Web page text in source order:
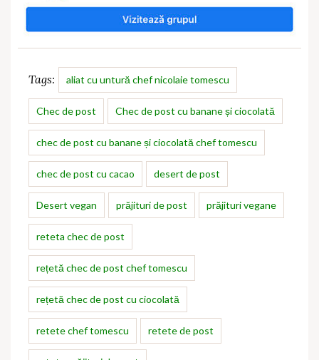
Tags: aliat cu untură chef nicolaie tomescu
Chec de post Chec de post cu banane și ciocolată
chec de post cu banane și ciocolată chef tomescu
chec de post cu cacao desert de post
Desert vegan prăjituri de post prăjituri vegane
reteta chec de post
rețetă chec de post chef tomescu
rețetă chec de post cu ciocolată
retete chef tomescu retete de post